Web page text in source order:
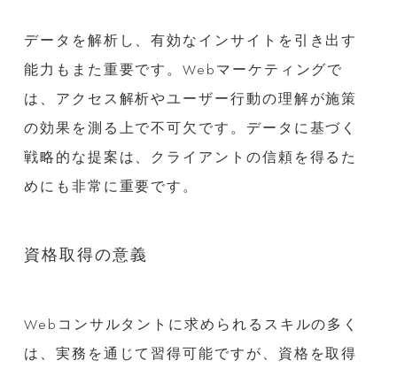
データを解析し、有効なインサイトを引き出す
能力もまた重要です。Webマーケティングで
は、アクセス解析やユーザー行動の理解が施策
の効果を測る上で不可欠です。データに基づく
戦略的な提案は、クライアントの信頼を得るた
めにも非常に重要です。
資格取得の意義
Webコンサルタントに求められるスキルの多く
は、実務を通じて習得可能ですが、資格を取得